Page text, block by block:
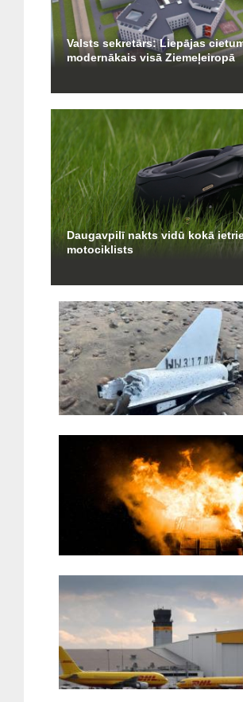
Valsts sekretārs: Liepājas
modernākais visā Ziemeļeiropā
Daugavpilī nakts vidū kokā
motociklists